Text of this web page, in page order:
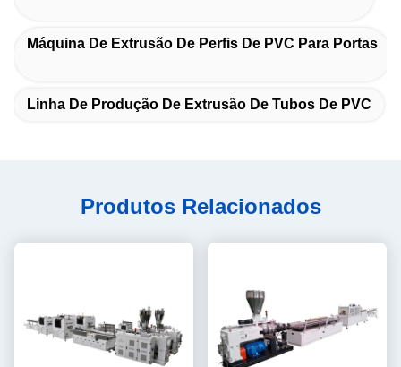
Máquina De Extrusão De Perfis De PVC Para Portas
Linha De Produção De Extrusão De Tubos De PVC
Produtos Relacionados